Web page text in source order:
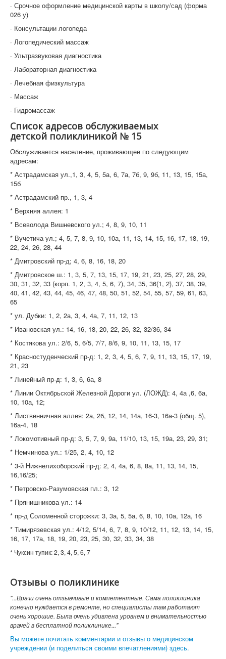
· Срочное оформление медицинской карты в школу/сад (форма
026 у)
· Консультации логопеда
· Логопедический массаж
· Ультразвуковая диагностика
· Лабораторная диагностика
· Лечебная физкультура
· Массаж
· Гидромассаж
Список адресов обслуживаемых
детской поликлиникой № 15
Обслуживается население, проживающее по следующим
адресам:
* Астрадамская ул.,1, 3, 4, 5, 5а, 6, 7а, 7б, 9, 9б, 11, 13, 15, 15а,
15б
* Астрадамский пр., 1, 3, 4
* Верхняя аллея: 1
* Всеволода Вишневского ул.; 4, 8, 9, 10, 11
* Вучетича ул.; 4, 5, 7, 8, 9, 10, 10а, 11, 13, 14, 15, 16, 17, 18, 19,
22, 24, 26, 28, 44
* Дмитровский пр-д; 4, 6, 8, 16, 18, 20
* Дмитровское ш.: 1, 3, 5, 7, 13, 15, 17, 19, 21, 23, 25, 27, 28, 29,
30, 31, 32, 33 (корп. 1, 2, 3, 4, 5, 6, 7), 34, 35, 36(1, 2), 37, 38, 39,
40, 41, 42, 43, 44, 45, 46, 47, 48, 50, 51, 52, 54, 55, 57, 59, 61, 63,
65
* ул. Дубки: 1, 2, 2а, 3, 4, 4а, 7, 11, 12, 13
* Ивановская ул.: 14, 16, 18, 20, 22, 26, 32, 32/36, 34
* Костякова ул.: 2/6, 5, 6/5, 7/7, 8/6, 9, 10, 11, 13, 15, 17
* Красностуденческий пр-д: 1, 2, 3, 4, 5, 6, 7, 9, 11, 13, 15, 17, 19,
21, 23
* Линейный пр-д: 1, 3, 6, 6а, 8
* Линии Октябрьской Железной Дороги ул. (ЛОЖД): 4, 4а ,6, 6а,
10, 10а, 12;
* Лиственничная аллея: 2а, 2б, 12, 14, 14а, 16-3, 16а-3 (общ. 5),
16а-4, 18
* Локомотивный пр-д: 3, 5, 7, 9, 9а, 11/10, 13, 15, 19а, 23, 29, 31;
* Немчинова ул.: 1/25, 2, 4, 10, 12
* 3-й Нижнелихоборский пр-д: 2, 4, 4а, 6, 8, 8а, 11, 13, 14, 15,
16,16/25;
* Петровско-Разумовская пл.: 3, 12
* Прянишникова ул.: 14
* пр-д Соломенной сторожки: 3, 3а, 5, 5а, 6, 8, 10, 10а, 12а, 16
* Тимирязевская ул.: 4/12, 5/14, 6, 7, 8, 9, 10/12, 11, 12, 13, 14, 15,
16, 17, 17а, 18, 19, 20, 23, 25, 30, 32, 33, 34, 38
* Чуксин тупик: 2, 3, 4, 5, 6, 7
Отзывы о поликлинике
"...Врачи очень отзывчивые и компетентные. Сама поликлиника
конечно нуждается в ремонте, но специалисты там работают
очень хорошие. Была очень удивлена уровнем и внимательностью
врачей в бесплатной поликлинике..."
Вы можете почитать комментарии и отзывы о медицинском
учреждении (и поделиться своими впечатлениями) здесь.